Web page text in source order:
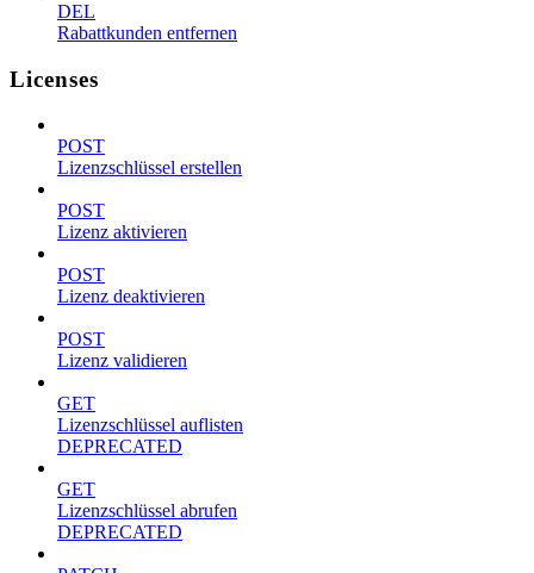
DEL
Rabattkunden entfernen
Licenses
POST
Lizenzschlüssel erstellen
POST
Lizenz aktivieren
POST
Lizenz deaktivieren
POST
Lizenz validieren
GET
Lizenzschlüssel auflisten
DEPRECATED
GET
Lizenzschlüssel abrufen
DEPRECATED